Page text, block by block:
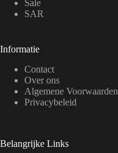
Sale
SAR
Informatie
Contact
Over ons
Algemene Voorwaarden
Privacybeleid
Belangrijke Links